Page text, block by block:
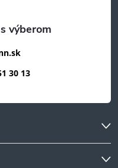
30 13